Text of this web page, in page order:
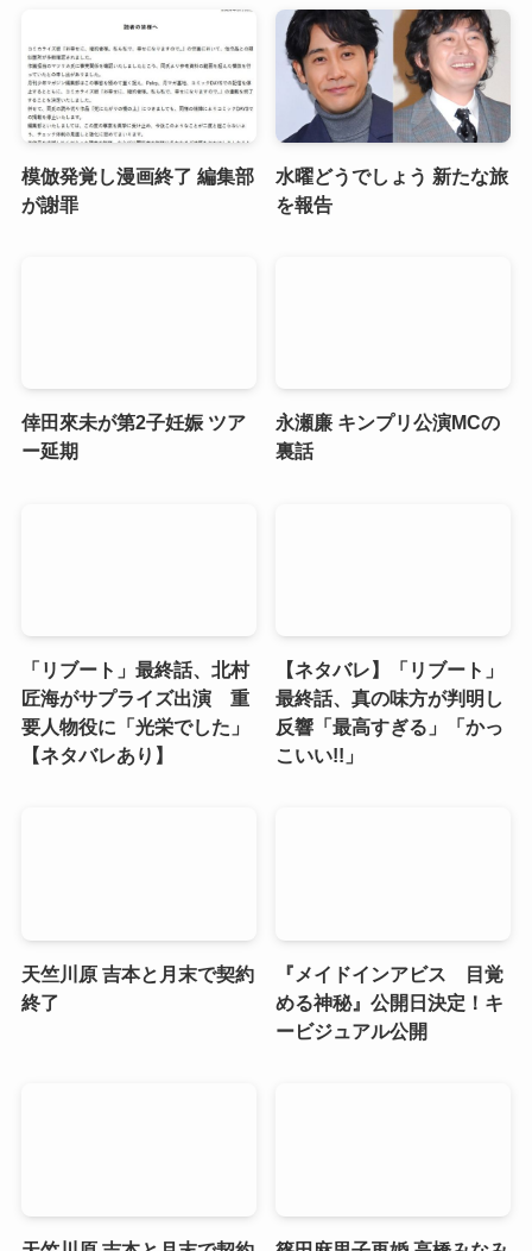
模倣発覚し漫画終了 編集部
が謝罪
水曜どうでしょう 新たな旅
を報告
倖田來未が第2子妊娠 ツア
ー延期
永瀬廉 キンプリ公演MCの
裏話
「リブート」最終話、北村
匠海がサプライズ出演 重
要人物役に「光栄でした」
【ネタバレあり】
【ネタバレ】「リブート」
最終話、真の味方が判明し
反響「最高すぎる」「かっ
こいい!!」
天竺川原 吉本と月末で契約
終了
『メイドインアビス 目覚
める神秘』公開日決定！キ
ービジュアル公開